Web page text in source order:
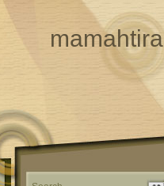
mamahtira